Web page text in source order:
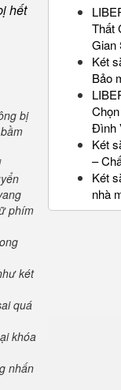
hết
bị
phím
két
quá
khóa
nhấn
Thất
Gian
Két
Bảo
Đình
Két
–
Két
nhà